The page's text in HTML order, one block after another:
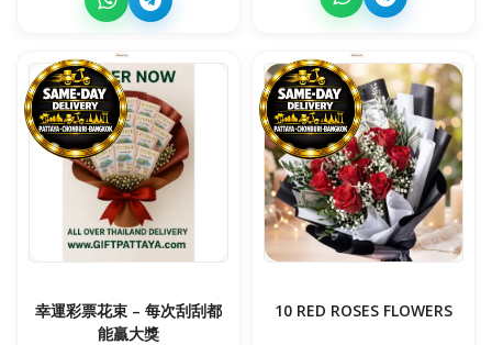
幸運彩票花束 – 每次刮刮都
能贏大獎
10 RED ROSES FLOWERS